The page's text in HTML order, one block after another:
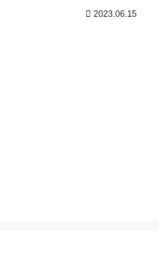
2023.06.15